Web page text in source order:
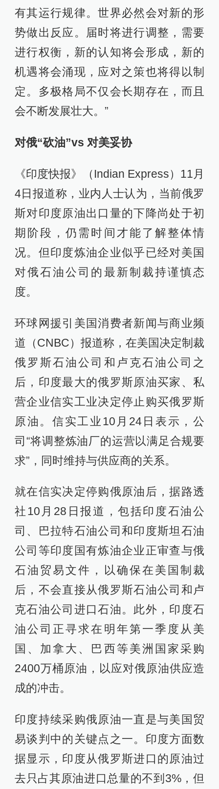
有其运行规律。世界必然会对新的形
势做出反应。届时将进行调整，需要
进行权衡，新的认知将会形成，新的
机遇将会涌现，应对之策也将得以制
定。多极格局不仅会长期存在，而且
会不断发展壮大。”
对俄“砍油”vs 对美妥协
《印度快报》（Indian Express）11月
4日报道称，业内人士认为，当前俄罗
斯对印度原油出口量的下降尚处于初
期阶段，仍需时间才能了解整体情
况。但印度炼油企业似乎已经对美国
对俄石油公司的最新制裁持谨慎态
度。
环球网援引美国消费者新闻与商业频
道（CNBC）报道称，在美国决定制裁
俄罗斯石油公司和卢克石油公司之
后，印度最大的俄罗斯原油买家、私
营企业信实工业决定停止购买俄罗斯
原油。信实工业10月24日表示，公
司“将调整炼油厂的运营以满足合规要
求”，同时维持与供应商的关系。
就在信实决定停购俄原油后，据路透
社10月28日报道，包括印度石油公
司、巴拉特石油公司和印度斯坦石油
公司等印度国有炼油企业正审查与俄
石油贸易文件，以确保在美国制裁
后，不会直接从俄罗斯石油公司和卢
克石油公司进口石油。此外，印度石
油公司正寻求在明年第一季度从美
国、加拿大、巴西等美洲国家采购
2400万桶原油，以应对俄原油供应造
成的冲击。
印度持续采购俄原油一直是与美国贸
易谈判中的关键点之一。印度方面数
据显示，印度从俄罗斯进口的原油过
去只占其原油进口总量的不到3%，但